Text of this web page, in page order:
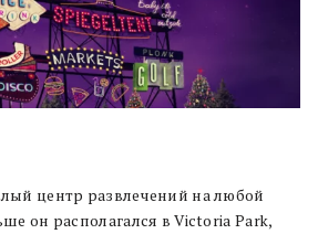
центр развлечений на любой
он располагался в Victoria Park,